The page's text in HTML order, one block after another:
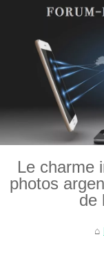
Le charme
photos
de